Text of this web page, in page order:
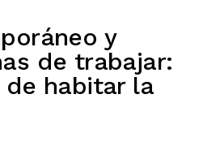
y
de trabajar:
habitar la